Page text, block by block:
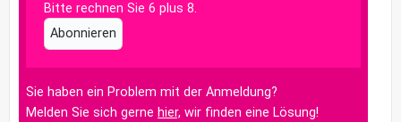
Bitte rechnen Sie 6 plus 8.
Abonnieren
Sie haben ein Problem mit der Anmeldung?
Melden Sie sich gerne hier, wir finden eine Lösung!